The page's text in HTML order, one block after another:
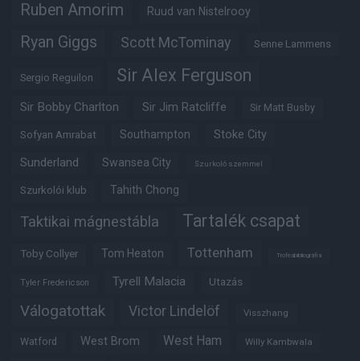
Ruben Amorim Ruud van Nistelrooy
Ryan Giggs Scott McTominay Senne Lammens
Sergio Reguilon Sir Alex Ferguson
Sir Bobby Charlton Sir Jim Ratcliffe Sir Matt Busby
Sofyan Amrabat Southampton Stoke City
Sunderland Swansea City Szurkoló szemmel
Szurkolói klub Tahith Chong
Taktikai mágnestábla Tartalék csapat
Toby Collyer Tom Heaton Tottenham Trófeabibliográfia
Tyler Fredericson Tyrell Malacia Utazás
Válogatottak Victor Lindelöf Visszhang
Watford West Brom West Ham Willy Kambwala